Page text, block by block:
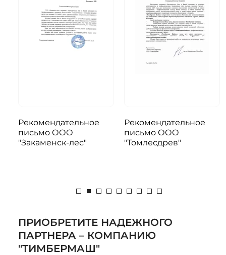
Рекомендательное
письмо ООО
"Закаменск-лес"
Рекомендательное
письмо ООО
"Томлесдрев"
ПРИОБРЕТИТЕ НАДЕЖНОГО
ПАРТНЕРА – КОМПАНИЮ
"ТИМБЕРМАШ"